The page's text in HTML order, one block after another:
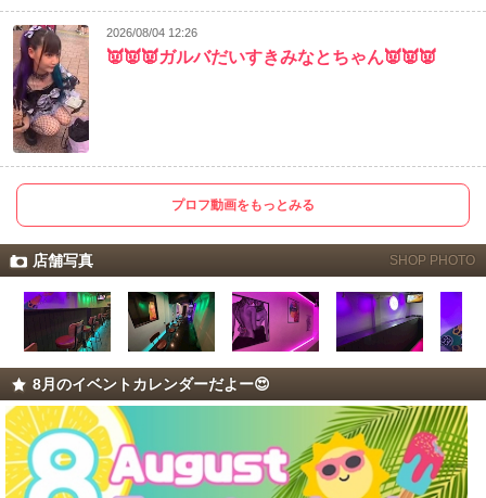
2026/08/04 12:26
👿👿👿ガルバだいすきみなとちゃん👿👿👿
プロフ動画をもっとみる
店舗写真 SHOP PHOTO
8月のイベントカレンダーだよー😍